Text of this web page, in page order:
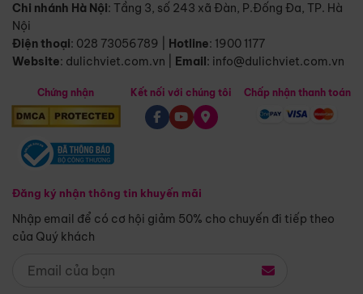
Chi nhánh Hà Nội: Tầng 3, số 243 xã Đàn, P.Đống Đa, TP. Hà
Nội
Điện thoại: 028 73056789 Hotline: 1900 1177
Website: dulichviet.com.vn Email: info@dulichviet.com.vn
Chứng nhận
Đăng ký nhận thông tin khuyến mãi
Nhập email để có cơ hội giảm 50% cho chuyến đi tiếp theo
của Quý khách
Kết nối với chúng tôi Chấp nhận thanh toán